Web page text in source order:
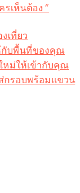
เห็นต้อง ”
เที่ยว
กับพื้นที่ของคุณ
หม่ให้เข้ากับคุณ
กรอบพร้อมแขวน​